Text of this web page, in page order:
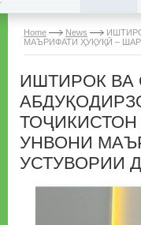
Home News
МАЪРИФАТИ ҲУҚУҚӢ –
ИШТИРОК ВА
УНВОНИ
УСТУВОРИИ